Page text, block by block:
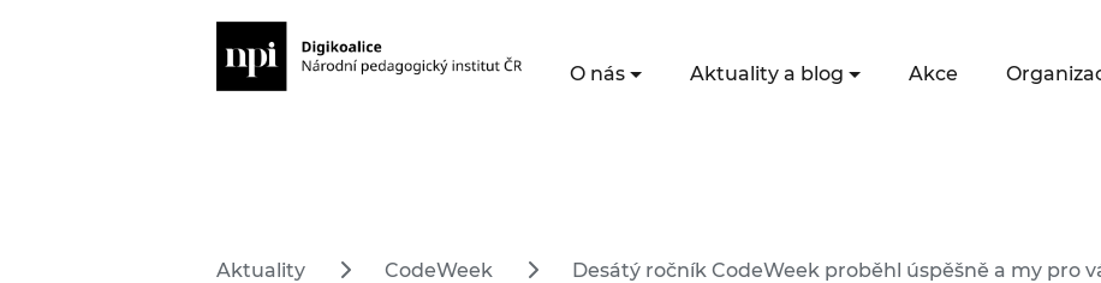
O nás Aktuality a blog Akce
Aktuality CodeWeek Desátý ročník CodeWeek proběhl úspěšně a my pro